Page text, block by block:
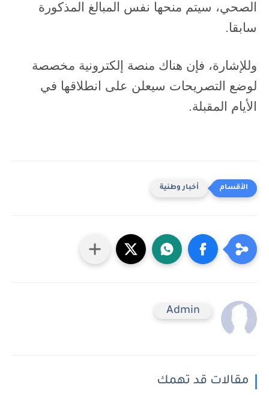
الصحي، سيتم منحها نفس المبالغ المذكورة
سابقا.
وللإشارة، فإن هناك منصة إلكترونية مخصصة
لوضع التصريحات سيعلن على انطلاقها في
الأيام المقبلة.
أخبار وطنية
Admin
مقالات قد تهمك